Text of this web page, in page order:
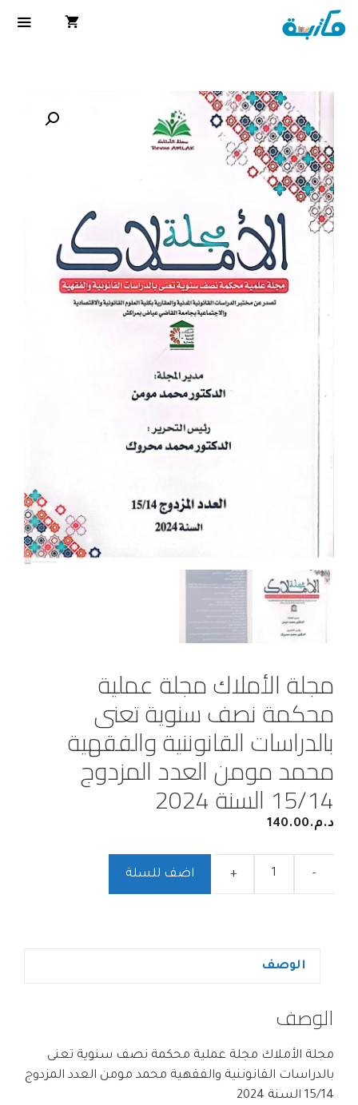
مجلة الأملاك مجلة عملية
محكمة نصف سنوية تعنى
بالدراسات القانوننية والفقهية
محمد مومن العدد المزدوج
15/14 السنة 2024
د.م.140.00
-
+ اضف للسلة
الوصف
الوصف
مجلة الأملاك مجلة عملية محكمة نصف سنوية تعنى
بالدراسات القانوننية والفقهية محمد مومن العدد المزدوج
15/14 السنة 2024